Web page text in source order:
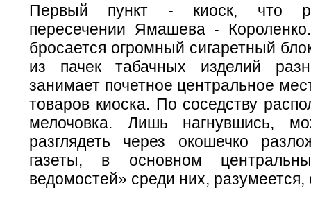
Первый пункт - киоск, что
пересечении Ямашева -
бросается огромный сигаретный
из пачек табачных изделий
занимает почетное центральное
товаров киоска. По соседству
мелочовка. Лишь нагнувшись,
разглядеть через окошечко
газеты, в основном
ведомостей» среди них, разумеется,